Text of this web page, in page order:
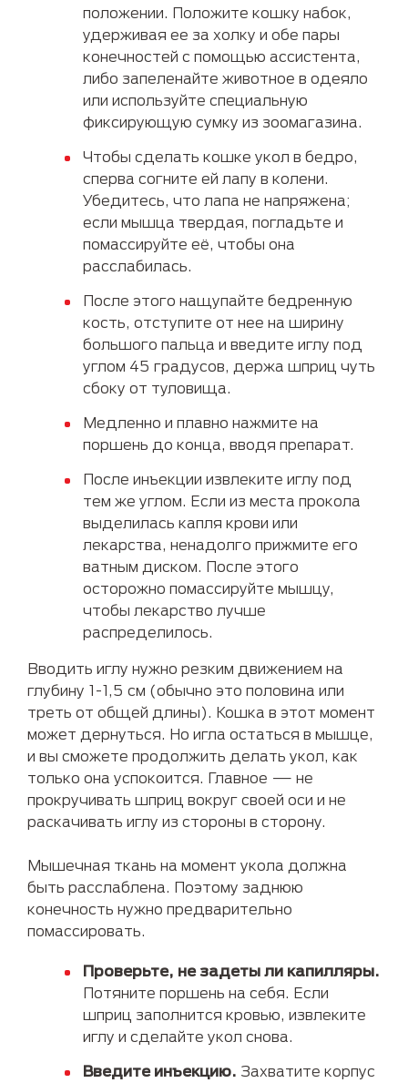
положении. Положите кошку набок,
удерживая ее за холку и обе пары
конечностей с помощью ассистента,
либо запеленайте животное в одеяло
или используйте специальную
фиксирующую сумку из зоомагазина.
Чтобы сделать кошке укол в бедро,
сперва согните ей лапу в колени.
Убедитесь, что лапа не напряжена;
если мышца твердая, погладьте и
помассируйте её, чтобы она
расслабилась.
После этого нащупайте бедренную
кость, отступите от нее на ширину
большого пальца и введите иглу под
углом 45 градусов, держа шприц чуть
сбоку от туловища.
Медленно и плавно нажмите на
поршень до конца, вводя препарат.
После инъекции извлеките иглу под
тем же углом. Если из места прокола
выделилась капля крови или
лекарства, ненадолго прижмите его
ватным диском. После этого
осторожно помассируйте мышцу,
чтобы лекарство лучше
распределилось.
Вводить иглу нужно резким движением на
глубину 1-1,5 см (обычно это половина или
треть от общей длины). Кошка в этот момент
может дернуться. Но игла остаться в мышце,
и вы сможете продолжить делать укол, как
только она успокоится. Главное — не
прокручивать шприц вокруг своей оси и не
раскачивать иглу из стороны в сторону.
Мышечная ткань на момент укола должна
быть расслаблена. Поэтому заднюю
конечность нужно предварительно
помассировать.
Проверьте, не задеты ли капилляры.
Потяните поршень на себя. Если
шприц заполнится кровью, извлеките
иглу и сделайте укол снова.
Введите инъекцию. Захватите корпус